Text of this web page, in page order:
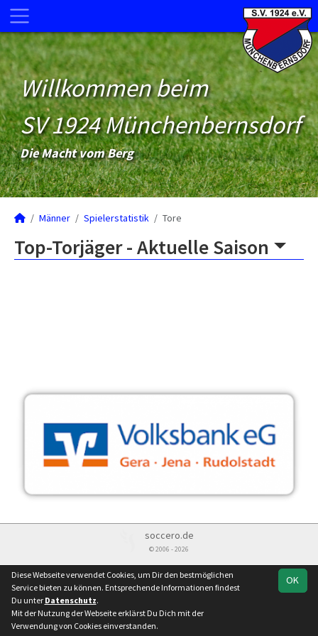
Willkommen beim
SV 1924 Münchenbernsdorf
Die Macht vom Berg
Männer Spielerstatistik Tore
Top-Torjäger -Aktuelle Saison
soccero.de
© 2006 - 2026
Besucherstatistik Impressum Geburtstage
Datenschutz
OK
Diese Webseite verwendet Cookies, um Dir den bestmöglichen
Service bieten zu können. Entsprechende Informationen findest
Du unter Datenschutz.
Mit der Nutzung der Webseite erklärst Du Dich mit der
Verwendung von Cookies einverstanden.